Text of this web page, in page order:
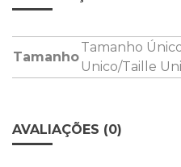
Tamanho
Tamanho
Unico/Taille
AVALIAÇÕES (0)